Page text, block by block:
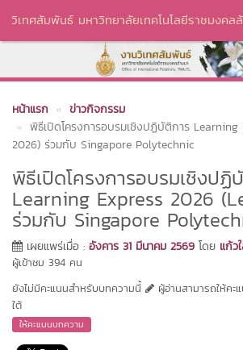
วิเทศสัมพันธ์ มหาวิทยาลัยเทคโนโลยีราชมงคล
หน้าแรก
ข่าวกิจกรรม
พิธีเปิดโครงการอบรมเชิงปฏิบัติการ Learning
2026) ร่วมกับ Singapore Polytechnic
พิธีเปิดโครงการอบรมเชิงปฏิ
Learning Express 2026
ร่วมกับ Singapore
เผยแพร่เมื่อ : อังคาร 31 มีนาคม 2569 โดย แก้ว
ผู้เข้าชม 394 คน
ยังไม่มีคะแนนสำหรับบทความนี้
ผู้อ่านสามารถให้คะ
ใต้
ให้คะแนนบทความ